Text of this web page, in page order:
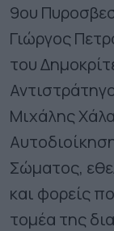
9ου
Γιώργος
του
Μιχάλης
Σώματος,
και φορείς
τομέα της